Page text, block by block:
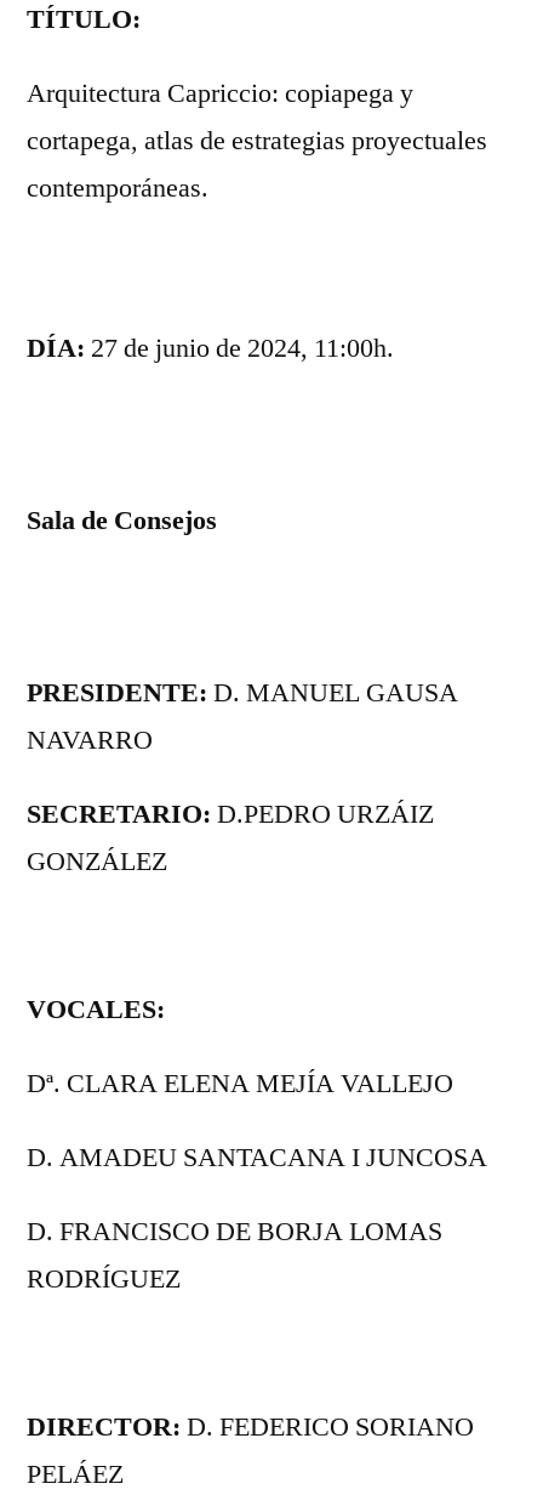
TÍTULO:
Arquitectura Capriccio: copiapega y
cortapega, atlas de estrategias proyectuales
contemporáneas.
DÍA: 27 de junio de 2024, 11:00h.
Sala de Consejos
PRESIDENTE: D. MANUEL GAUSA
NAVARRO
SECRETARIO: D.PEDRO URZÁIZ
GONZÁLEZ
VOCALES:
Dª. CLARA ELENA MEJÍA VALLEJO
D. AMADEU SANTACANA I JUNCOSA
D. FRANCISCO DE BORJA LOMAS
RODRÍGUEZ
DIRECTOR: D. FEDERICO SORIANO
PELÁEZ